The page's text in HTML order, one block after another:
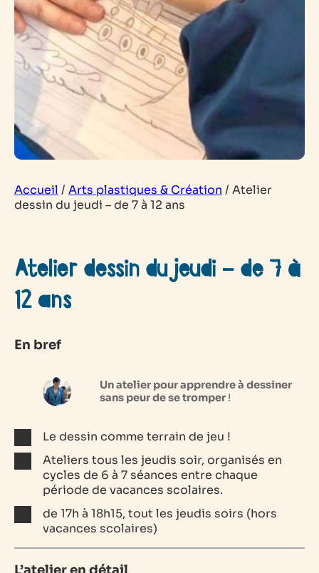
Accueil / Arts plastiques & Création / Atelier
dessin du jeudi – de 7 à 12 ans
Atelier dessin du jeudi – de 7 à
12 ans
En bref
Un atelier pour apprendre à dessiner
sans peur de se tromper !
Le dessin comme terrain de jeu !
Ateliers tous les jeudis soir, organisés en
cycles de 6 à 7 séances entre chaque
période de vacances scolaires.
de 17h à 18h15, tout les jeudis soirs (hors
vacances scolaires)
L’atelier en détail